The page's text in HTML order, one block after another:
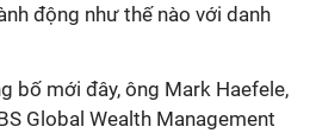
động như thế nào với danh
bố mới đây, ông Mark Haefele,
Global Wealth Management